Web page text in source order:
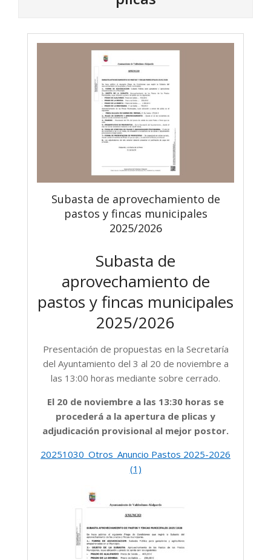
Subasta de aprovechamiento de
pastos y fincas municipales
2025/2026
Subasta de
aprovechamiento de
pastos y fincas municipales
2025/2026
Presentación de propuestas en la Secretaría
del Ayuntamiento del 3 al 20 de noviembre a
las 13:00 horas mediante sobre cerrado.
El 20 de noviembre a las 13:30 horas se
procederá a la apertura de plicas y
adjudicación provisional al mejor postor.
20251030_Otros_Anuncio Pastos 2025-2026
(1)